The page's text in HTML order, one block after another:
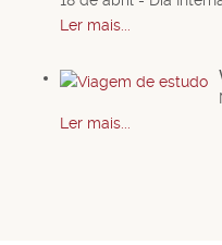
Ler mais...
Ler mais...